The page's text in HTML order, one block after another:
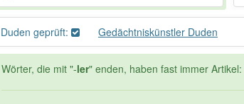
Duden geprüft: Gedächtniskünstler Duden
Wörter, die mit "-ler" enden, haben fast immer Artikel: